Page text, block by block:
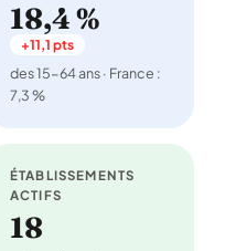
18,4 %
+11,1 pts
des 15-64 ans · France :
7,3 %
ÉTABLISSEMENTS
ACTIFS
18